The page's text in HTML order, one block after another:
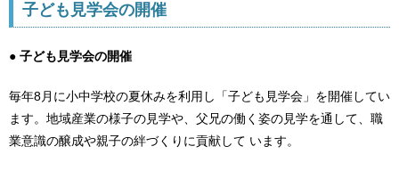
子ども見学会の開催
● 子ども見学会の開催
毎年8月に小中学校の夏休みを利用し「子ども見学会」を開催してい
ます。地域産業の様子の見学や、父兄の働く姿の見学を通して、職
業意識の醸成や親子の絆づくりに貢献して います。